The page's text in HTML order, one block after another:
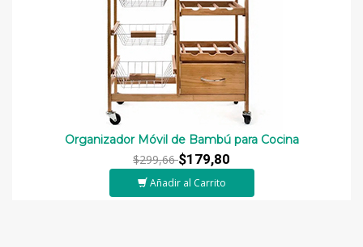
Organizador Móvil de Bambú para Cocina
$299,66$179,80
Añadir al Carrito